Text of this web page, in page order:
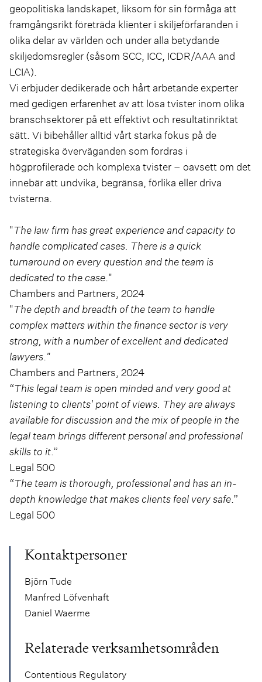
geopolitiska landskapet, liksom för sin förmåga att
framgångsrikt företräda klienter i skiljeförfaranden i
olika delar av världen och under alla betydande
skiljedomsregler (såsom SCC, ICC, ICDR/AAA and
LCIA).
Vi erbjuder dedikerade och hårt arbetande experter
med gedigen erfarenhet av att lösa tvister inom olika
branschsektorer på ett effektivt och resultatinriktat
sätt. Vi bibehåller alltid vårt starka fokus på de
strategiska överväganden som fordras i
högprofilerade och komplexa tvister – oavsett om det
innebär att undvika, begränsa, förlika eller driva
tvisterna.
"The law firm has great experience and capacity to
handle complicated cases. There is a quick
turnaround on every question and the team is
dedicated to the case."
Chambers and Partners, 2024
"The depth and breadth of the team to handle
complex matters within the finance sector is very
strong, with a number of excellent and dedicated
lawyers."
Chambers and Partners, 2024
“This legal team is open minded and very good at
listening to clients' point of views. They are always
available for discussion and the mix of people in the
legal team brings different personal and professional
skills to it.”
Legal 500
“The team is thorough, professional and has an in-
depth knowledge that makes clients feel very safe.”
Legal 500
Kontaktpersoner
Björn Tude
Manfred Löfvenhaft
Daniel Waerme
Relaterade verksamhetsområden
Contentious Regulatory